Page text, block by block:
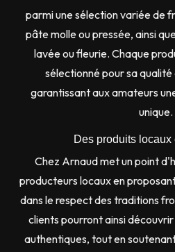
parmi une sélection variée de
pâte molle ou pressée, ainsi
lavée ou fleurie. Chaque
sélectionné pour sa
garantissant aux amateurs
unique.
Des produits locaux
Chez Arnaud met un point
producteurs locaux en
dans le respect des traditions
clients pourront ainsi
authentiques, tout en